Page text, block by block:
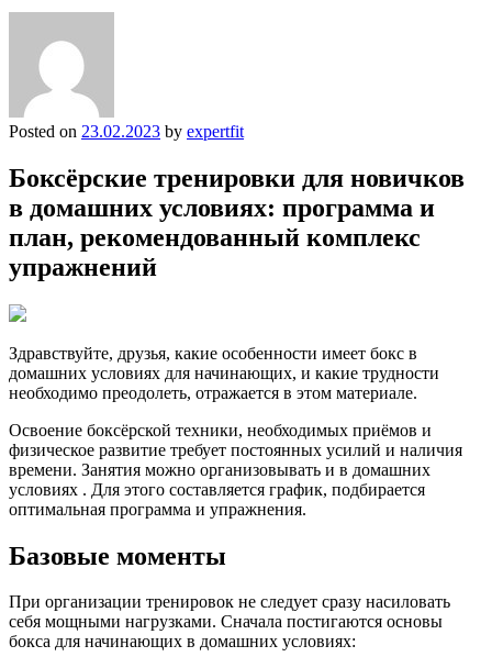
Posted on 23.02.2023 by expertfit
Боксёрские тренировки для новичков
в домашних условиях: программа и
план, рекомендованный комплекс
упражнений
Здравствуйте, друзья, какие особенности имеет бокс в
домашних условиях для начинающих, и какие трудности
необходимо преодолеть, отражается в этом материале.
Освоение боксёрской техники, необходимых приёмов и
физическое развитие требует постоянных усилий и наличия
времени. Занятия можно организовывать и в домашних
условиях . Для этого составляется график, подбирается
оптимальная программа и упражнения.
Базовые моменты
При организации тренировок не следует сразу насиловать
себя мощными нагрузками. Сначала постигаются основы
бокса для начинающих в домашних условиях: